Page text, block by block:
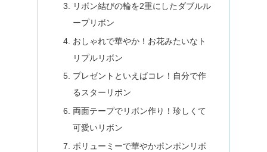
リボン結びの輪を2重にしたダブルル
ープリボン
おしゃれで華やか！お花みたいなト
リプルリボン
プレゼントといえばコレ！自分で作
るスターリボン
両面テープでリボン作り！珍しくて
可愛いリボン
ボリューミーで華やかポンポンリボ